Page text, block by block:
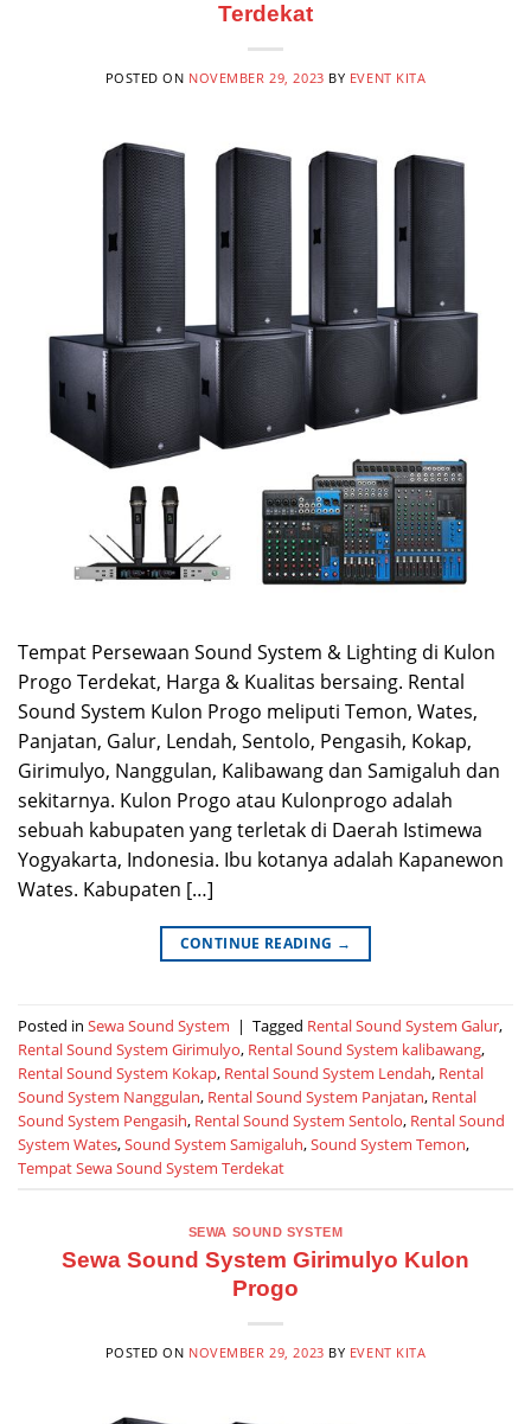
Terdekat
POSTED ON NOVEMBER 29, 2023 BY EVENT KITA
Tempat Persewaan Sound System & Lighting di Kulon
Progo Terdekat, Harga & Kualitas bersaing. Rental
Sound System Kulon Progo meliputi Temon, Wates,
Panjatan, Galur, Lendah, Sentolo, Pengasih, Kokap,
Girimulyo, Nanggulan, Kalibawang dan Samigaluh dan
sekitarnya. Kulon Progo atau Kulonprogo adalah
sebuah kabupaten yang terletak di Daerah Istimewa
Yogyakarta, Indonesia. Ibu kotanya adalah Kapanewon
Wates. Kabupaten […]
CONTINUE READING →
Posted in Sewa Sound System | Tagged Rental Sound System Galur,
Rental Sound System Girimulyo, Rental Sound System kalibawang,
Rental Sound System Kokap, Rental Sound System Lendah, Rental
Sound System Nanggulan, Rental Sound System Panjatan, Rental
Sound System Pengasih, Rental Sound System Sentolo, Rental Sound
System Wates,Sound System Samigaluh,Sound System Temon,
Tempat Sewa Sound System Terdekat
SEWA SOUND SYSTEM
Sewa Sound System Girimulyo Kulon
Progo
POSTED ON NOVEMBER 29, 2023 BY EVENT KITA